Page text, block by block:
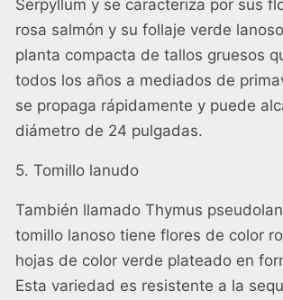
Serpyllum y se caracteriza por sus
rosa salmón y su follaje verde
planta compacta de tallos gruesos
todos los años a mediados de
se propaga rápidamente y puede
diámetro de 24 pulgadas.
5. Tomillo lanudo
También llamado Thymus
tomillo lanoso tiene flores de color
hojas de color verde plateado en
Esta variedad es resistente a la